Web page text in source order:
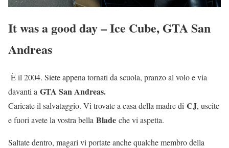
It was a good day – Ice Cube, GTA San
Andreas
È il 2004. Siete appena tornati da scuola, pranzo al volo e via
davanti a GTA San Andreas.
Caricate il salvataggio. Vi trovate a casa della madre di CJ, uscite
e fuori avete la vostra bella Blade che vi aspetta.
Saltate dentro, magari vi portate anche qualche membro della